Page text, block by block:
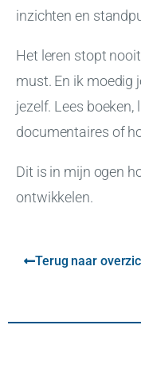
inzichten en
Het leren stopt
must. En ik moedig
jezelf. Lees
documentaires of
Dit is in mijn ogen
ontwikkelen.
Terug naar